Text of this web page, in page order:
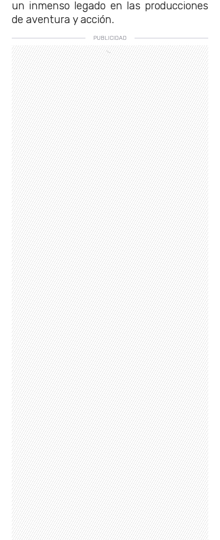
un inmenso legado en las producciones
de aventura y acción.